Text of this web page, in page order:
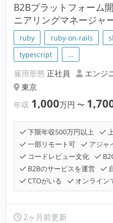
B2Bプラットフォーム
ニアリングマネージャ
ruby ruby-on-rails
typescript
…
雇用形態 正社員
エンジ
東京
年収 1,000万円 〜
下限年収500万円以上
一部リモート可
アジャ
コードレビュー文化
B2Bのサービスを運営
CTOがいる
オンライン
2ヶ月前更新